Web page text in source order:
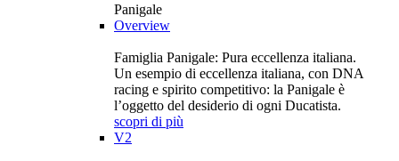
Panigale
Overview
Famiglia Panigale: Pura eccellenza italiana.
Un esempio di eccellenza italiana, con DNA
racing e spirito competitivo: la Panigale è
l’oggetto del desiderio di ogni Ducatista.
scopri di più
V2